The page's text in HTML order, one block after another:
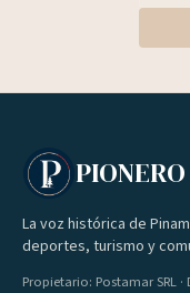
PIONERO
La voz histórica de
deportes, turismo y
Propietario: Postamar SRL ·